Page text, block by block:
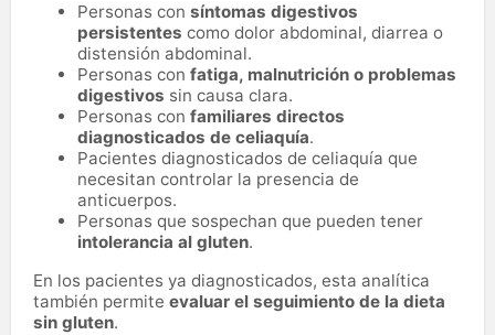
Personas con síntomas digestivos
persistentes como dolor abdominal, diarrea o
distensión abdominal.
Personas con fatiga, malnutrición o problemas
digestivos sin causa clara.
Personas con familiares directos
diagnosticados de celiaquía.
Pacientes diagnosticados de celiaquía que
necesitan controlar la presencia de
anticuerpos.
Personas que sospechan que pueden tener
intolerancia al gluten.
En los pacientes ya diagnosticados, esta analítica
también permite evaluar el seguimiento de la dieta
sin gluten.